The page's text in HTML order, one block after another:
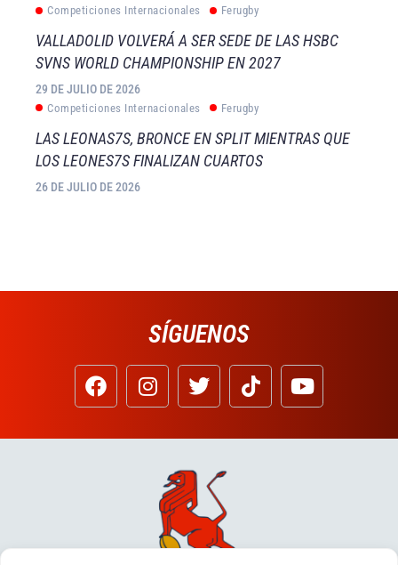
Competiciones Internacionales Ferugby
VALLADOLID VOLVERÁ A SER SEDE DE LAS HSBC
SVNS WORLD CHAMPIONSHIP EN 2027
29 DE JULIO DE 2026
Competiciones Internacionales Ferugby
LAS LEONAS7S, BRONCE EN SPLIT MIENTRAS QUE
LOS LEONES7S FINALIZAN CUARTOS
26 DE JULIO DE 2026
SÍGUENOS